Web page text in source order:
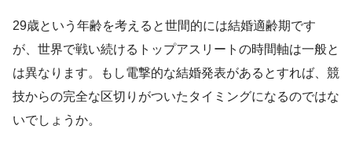
29歳という年齢を考えると世間的には結婚適齢期です
が、世界で戦い続けるトップアスリートの時間軸は一般と
は異なります。もし電撃的な結婚発表があるとすれば、競
技からの完全な区切りがついたタイミングになるのではな
いでしょうか。